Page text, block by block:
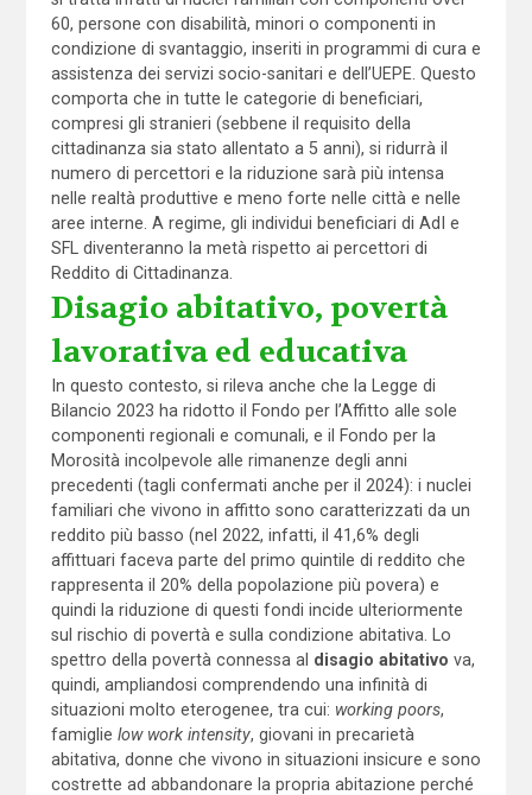
60, persone con disabilità, minori o componenti in
condizione di svantaggio, inseriti in programmi di cura e
assistenza dei servizi socio-sanitari e dell’UEPE. Questo
comporta che in tutte le categorie di beneficiari,
compresi gli stranieri (sebbene il requisito della
cittadinanza sia stato allentato a 5 anni), si ridurrà il
numero di percettori e la riduzione sarà più intensa
nelle realtà produttive e meno forte nelle città e nelle
aree interne. A regime, gli individui beneficiari di AdI e
SFL diventeranno la metà rispetto ai percettori di
Reddito di Cittadinanza.
Disagio abitativo, povertà
lavorativa ed educativa
In questo contesto, si rileva anche che la Legge di
Bilancio 2023 ha ridotto il Fondo per l’Affitto alle sole
componenti regionali e comunali, e il Fondo per la
Morosità incolpevole alle rimanenze degli anni
precedenti (tagli confermati anche per il 2024): i nuclei
familiari che vivono in affitto sono caratterizzati da un
reddito più basso (nel 2022, infatti, il 41,6% degli
affittuari faceva parte del primo quintile di reddito che
rappresenta il 20% della popolazione più povera) e
quindi la riduzione di questi fondi incide ulteriormente
sul rischio di povertà e sulla condizione abitativa. Lo
spettro della povertà connessa al disagio abitativo va,
quindi, ampliandosi comprendendo una infinità di
situazioni molto eterogenee, tra cui: working poors,
famiglie low work intensity, giovani in precarietà
abitativa, donne che vivono in situazioni insicure e sono
costrette ad abbandonare la propria abitazione perché